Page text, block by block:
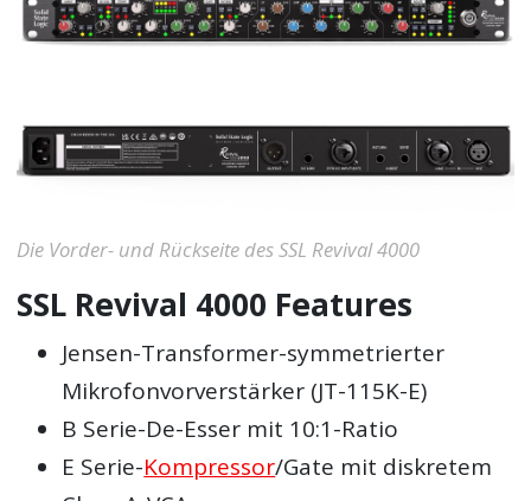
Die Vorder- und Rückseite des SSL Revival 4000
SSL Revival 4000 Features
Jensen-Transformer-symmetrierter
Mikrofonvorverstärker (JT-115K-E)
B Serie-De-Esser mit 10:1-Ratio
E Serie-Kompressor/Gate mit diskretem